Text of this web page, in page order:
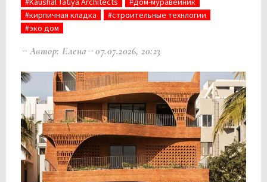
#кирпичная кладка
#строительные технлогии
#эко дом
Автор: Елена 07.07.2026, 20:23